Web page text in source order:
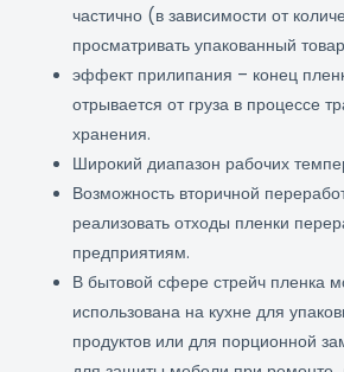
частично (в зависимости от
просматривать упакованный
эффект прилипания – конец
отрывается от груза в процессе
хранения.
Широкий диапазон рабочих
Возможность вторичной
реализовать отходы пленки
предприятиям.
В бытовой сфере стрейч пленка
использована на кухне для
продуктов или для порционной